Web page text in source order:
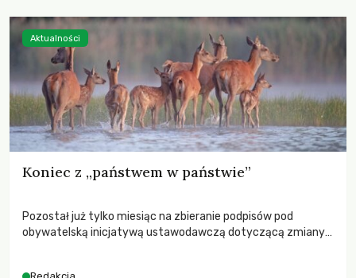
Koniec z „państwem w państwie”
Pozostał już tylko miesiąc na zbieranie podpisów pod
obywatelską inicjatywą ustawodawczą dotyczącą zmiany
Aktualności